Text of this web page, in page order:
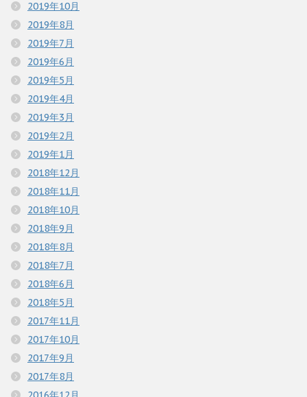
2019年10月
2019年8月
2019年7月
2019年6月
2019年5月
2019年4月
2019年3月
2019年2月
2019年1月
2018年12月
2018年11月
2018年10月
2018年9月
2018年8月
2018年7月
2018年6月
2018年5月
2017年11月
2017年10月
2017年9月
2017年8月